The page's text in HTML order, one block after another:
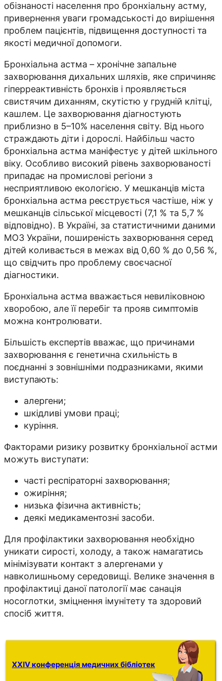
обізнаності населення про бронхіальну астму,
привернення уваги громадськості до вирішення
проблем пацієнтів, підвищення доступності та
якості медичної допомоги.
Бронхіальна астма – хронічне запальне
захворювання дихальних шляхів, яке спричиняє
гіперреактивність бронхів і проявляється
свистячим диханням, скутістю у грудній клітці,
кашлем. Це захворювання діагностують
приблизно в 5–10% населення світу. Від нього
страждають діти і дорослі. Найбільш часто
бронхіальна астма маніфестує у дітей шкільного
віку. Особливо високий рівень захворюваності
припадає на промислові регіони з
несприятливою екологією. У мешканців міста
бронхіальна астма реєструється частіше, ніж у
мешканців сільської місцевості (7,1 % та 5,7 %
відповідно). В Україні, за статистичними даними
МОЗ України, поширеність захворювання серед
дітей коливається в межах від 0,60 % до 0,56 %,
що свідчить про проблему своєчасної
діагностики.
Бронхіальна астма вважається невиліковною
хворобою, але її перебіг та прояв симптомів
можна контролювати.
Більшість експертів вважає, що причинами
захворювання є генетична схильність в
поєднанні з зовнішніми подразниками, якими
виступають:
алергени;
шкідливі умови праці;
куріння.
Факторами ризику розвитку бронхіальної астми
можуть виступати:
часті респіраторні захворювання;
ожиріння;
низька фізична активність;
деякі медикаментозні засоби.
Для профілактики захворювання необхідно
уникати сирості, холоду, а також намагатись
мінімізувати контакт з алергенами у
навколишньому середовищі. Велике значення в
профілактиці даної патології має санація
носоглотки, зміцнення імунітету та здоровий
спосіб життя.
XXIV конференція медичних бібліотек